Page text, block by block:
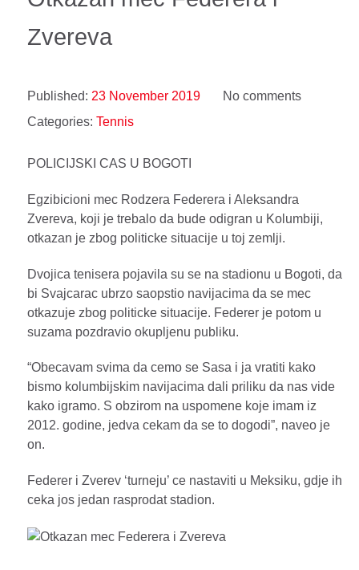
Zvereva
Published: 23 November 2019
No comments
Categories: Tennis
POLICIJSKI CAS U BOGOTI
Egzibicioni mec Rodzera Federera i Aleksandra
Zvereva, koji je trebalo da bude odigran u Kolumbiji,
otkazan je zbog politicke situacije u toj zemlji.
Dvojica tenisera pojavila su se na stadionu u Bogoti, da
bi Svajcarac ubrzo saopstio navijacima da se mec
otkazuje zbog politicke situacije. Federer je potom u
suzama pozdravio okupljenu publiku.
“Obecavam svima da cemo se Sasa i ja vratiti kako
bismo kolumbijskim navijacima dali priliku da nas vide
kako igramo. S obzirom na uspomene koje imam iz
2012. godine, jedva cekam da se to dogodi”, naveo je
on.
Federer i Zverev ‘turneju’ ce nastaviti u Meksiku, gdje ih
ceka jos jedan rasprodat stadion.